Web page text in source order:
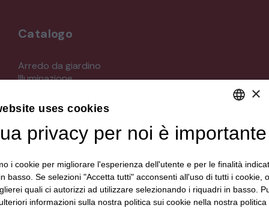
Catalogo
Arredo da giardino
Illuminazione
Mobili
Oggettistica
Orologeria
Quadri stampe
Strumenti musicali e accessori
Tappeti e tessuti
Veicoli d'epoca
DEFAULT LANGUAGE
ITALIAN
×
uses cookies
privacy per noi è importante
i cookie per migliorare l'esperienza dell'utente e per le finalità
basso. Se selezioni "Accetta tutti" acconsenti all'uso di tutti i cookie,
quali ci autorizzi ad utilizzare selezionando i riquadri in basso.
informazioni sulla nostra politica sui cookie nella nostra politica